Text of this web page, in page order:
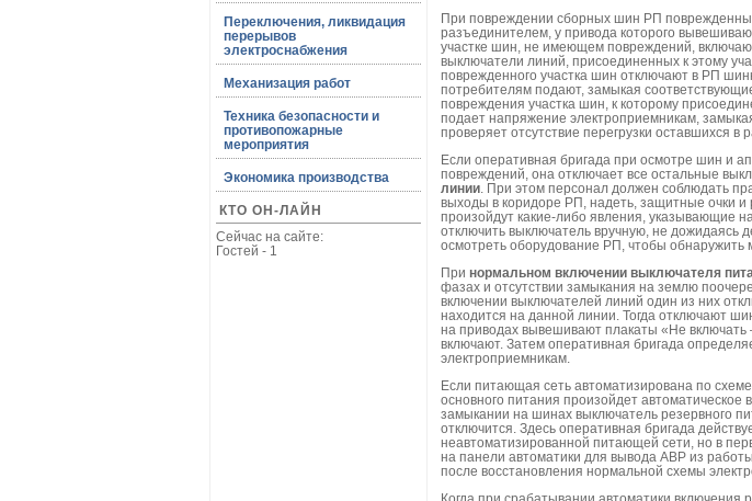
Переключения, ликвидация
перерывов
электроснабжения
Механизация работ
Техника безопасности и
противопожарные
мероприятия
Экономика производства
КТО ОН-ЛАЙН
Сейчас на сайте:
Гостей - 1
При повреждении сборных шин РП
разъединителем, у привода которого
участке шин, не имеющем повреждений,
выключатели линий, присоединенных к этому
поврежденного участка шин отключают в РП
потребителям подают, замыкая
повреждения участка шин, к которому
подает напряжение электроприемникам,
проверяет отсутствие перегрузки оставшихся
Если оперативная бригада при осмотре шин и
повреждений, она отключает все остальные
линии. При этом персонал должен соблюдать
выходы в коридоре РП, надеть, защитные очки и
произойдут какие-либо явления, указывающие
отключить выключатель вручную, не дожидаясь
осмотреть оборудование РП, чтобы обнаружить
При нормальном включении выключателя
фазах и отсутствии замыкания на землю
включении выключателей линий один из них
находится на данной линии. Тогда отключают
на приводах вывешивают плакаты «Не
включают. Затем оперативная бригада
электроприемникам.
Если питающая сеть автоматизирована по
основного питания произойдет
замыкании на шинах выключатель резервного
отключится. Здесь оперативная бригада
неавтоматизированной питающей сети, но в
на панели автоматики для вывода АВР из
после восстановления нормальной схемы